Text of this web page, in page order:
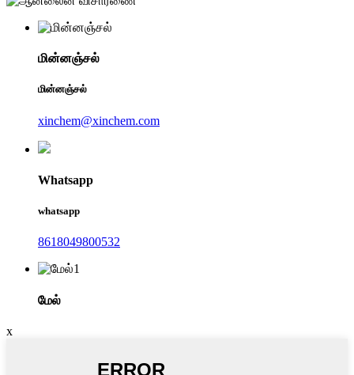
மின்னஞ்சல்
மின்னஞ்சல்
xinchem@xinchem.com
Whatsapp
whatsapp
8618049800532
மேல்
x